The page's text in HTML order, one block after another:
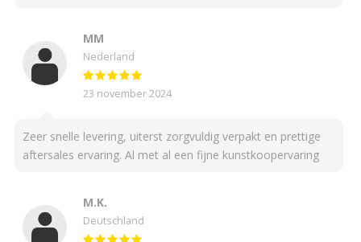
MM
Nederland
23 november 2024
Zeer snelle levering, uiterst zorgvuldig verpakt en prettige
aftersales ervaring. Al met al een fijne kunstkoopervaring
M.K.
Deutschland